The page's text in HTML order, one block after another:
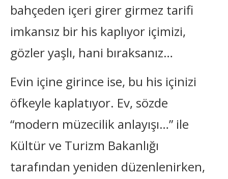
bahçeden içeri girer girmez tarifi
imkansız bir his kaplıyor içimizi,
gözler yaşlı, hani bıraksanız…
Evin içine girince ise, bu his içinizi
öfkeyle kaplatıyor. Ev, sözde
“modern müzecilik anlayışı…” ile
Kültür ve Turizm Bakanlığı
tarafından yeniden düzenlenirken,